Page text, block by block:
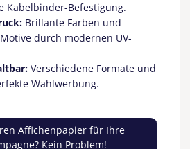
Kabelbinder-Befestigung.
Brillante Farben und
durch modernen UV-
Verschiedene Formate und
Wahlwerbung.
Affichenpapier für Ihre
Kein Problem!